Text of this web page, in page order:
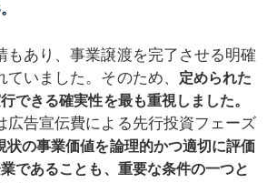
もあり、事業譲渡を完了させる明確
いました。そのため、
定められた
できる確実性を最も重視しました。
広告宣伝費による先行投資フェーズ
状の事業価値を論理的かつ適切に評価
であることも、重要な条件の一つと